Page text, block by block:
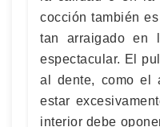
cocción también
tan arraigado en
espectacular. El
al dente, como el
estar
interior debe